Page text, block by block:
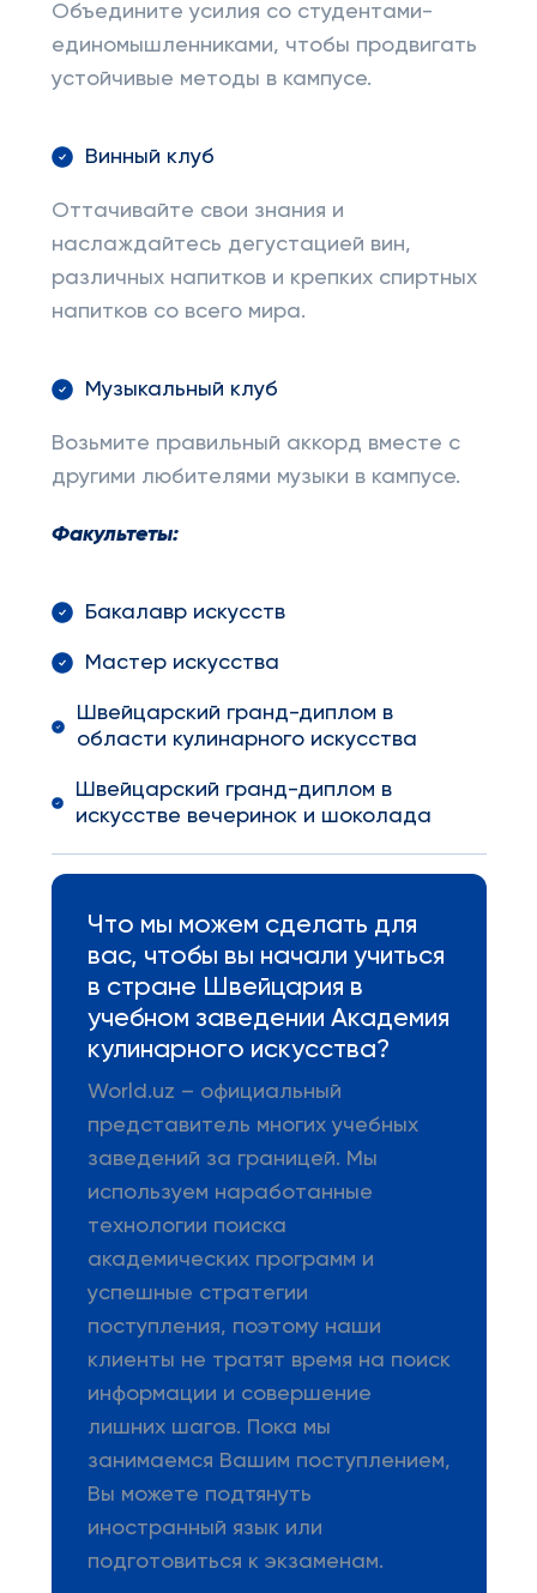
Объедините усилия со студентами-
единомышленниками, чтобы продвигать
устойчивые методы в кампусе.
Винный клуб
Оттачивайте свои знания и
наслаждайтесь дегустацией вин,
различных напитков и крепких спиртных
напитков со всего мира.
Музыкальный клуб
Возьмите правильный аккорд вместе с
другими любителями музыки в кампусе.
Факультеты:
Бакалавр искусств
Мастер искусства
Швейцарский гранд-диплом в
области кулинарного искусства
Швейцарский гранд-диплом в
искусстве вечеринок и шоколада
Что мы можем сделать для
вас, чтобы вы начали учиться
в стране Швейцария в
учебном заведении Академия
кулинарного искусства?
World.uz – официальный
представитель многих учебных
заведений за границей. Мы
используем наработанные
технологии поиска
академических программ и
успешные стратегии
поступления, поэтому наши
клиенты не тратят время на поиск
информации и совершение
лишних шагов. Пока мы
занимаемся Вашим поступлением,
Вы можете подтянуть
иностранный язык или
подготовиться к экзаменам.